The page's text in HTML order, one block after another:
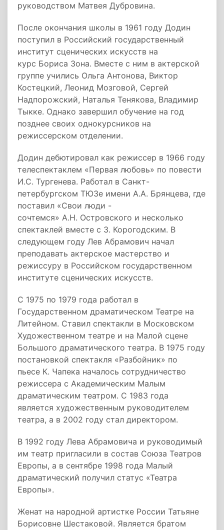
руководством Матвея Дубровина.
После окончания школы в 1961 году Додин
поступил в Российский государственный
институт сценических искусств на
курс Бориса Зона. Вместе с ним в актерской
группе учились Ольга Антонова, Виктор
Костецкий, Леонид Мозговой, Сергей
Надпорожский, Наталья Тенякова, Владимир
Тыкке. Однако завершил обучение на год
позднее своих однокурсников на
режиссерском отделении.
Додин дебютировал как режиссер в 1966 году
телеспектаклем «Первая любовь» по повести
И.С. Тургенева. Работал в Санкт-
петербургском ТЮЗе имени А.А. Брянцева, где
поставил «Свои люди -
сочтемся» А.Н. Островского и несколько
спектаклей вместе с З. Корогодским. В
следующем году Лев Абрамович начал
преподавать актерское мастерство и
режиссуру в Российском государственном
институте сценических искусств.
С 1975 по 1979 года работал в
Государственном драматическом Театре на
Литейном. Ставил спектакли в Московском
Художественном театре и на Малой сцене
Большого драматического театра. В 1975 году
постановкой спектакля «Разбойник» по
пьесе К. Чапека началось сотрудничество
режиссера с Академическим Малым
драматическим театром. С 1983 года
является художественным руководителем
театра, а в 2002 году стал директором.
В 1992 году Лева Абрамовича и руководимый
им театр пригласили в состав Союза Театров
Европы, а в сентябре 1998 года Малый
драматический получил статус «Театра
Европы».
Женат на народной артистке России Татьяне
Борисовне Шестаковой. Является братом